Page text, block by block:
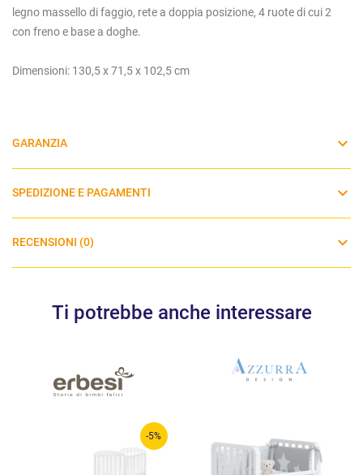
legno massello di faggio, rete a doppia posizione, 4 ruote di cui 2
con freno e base a doghe.
Dimensioni: 130,5 x 71,5 x 102,5 cm
GARANZIA
SPEDIZIONE E PAGAMENTI
RECENSIONI (0)
Ti potrebbe anche interessare
-5%